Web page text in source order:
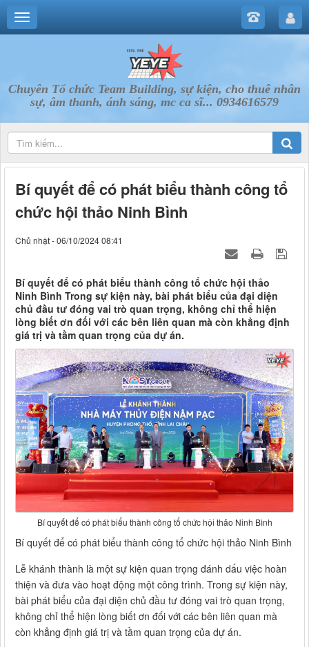
Chuyên Tổ chức Team Building, sự kiện, cho thuê nhân
sự, âm thanh, ánh sáng, mc ca sĩ... 0934616579
Bí quyết để có phát biểu thành công tổ
chức hội thảo Ninh Bình
Chủ nhật - 06/10/2024 08:41
Bí quyết để có phát biểu thành công tổ chức hội thảo
Ninh Bình Trong sự kiện này, bài phát biểu của đại diện
chủ đầu tư đóng vai trò quan trọng, không chỉ thể hiện
lòng biết ơn đối với các bên liên quan mà còn khẳng định
giá trị và tầm quan trọng của dự án.
Bí quyết để có phát biểu thành công tổ chức hội thảo Ninh Bình
Bí quyết để có phát biểu thành công tổ chức hội thảo Ninh Bình
Lễ khánh thành là một sự kiện quan trọng đánh dấu việc hoàn
thiện và đưa vào hoạt động một công trình. Trong sự kiện này,
bài phát biểu của đại diện chủ đầu tư đóng vai trò quan trọng,
không chỉ thể hiện lòng biết ơn đối với các bên liên quan mà
còn khẳng định giá trị và tầm quan trọng của dự án.